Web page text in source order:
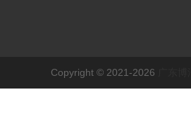
Copyright © 2021-2026